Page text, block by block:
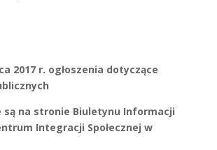
2017 r. ogłoszenia dotyczące
są na stronie Biuletynu Informacji
Integracji Społecznej w